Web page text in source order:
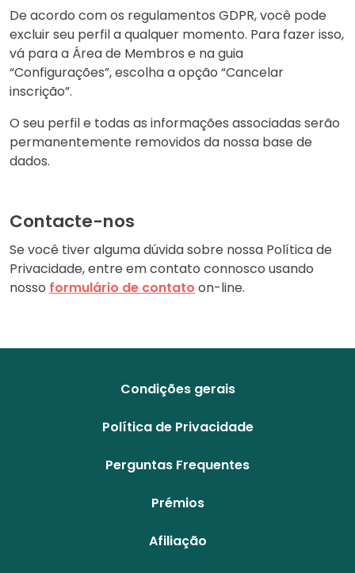
De acordo com os regulamentos GDPR, você pode
excluir seu perfil a qualquer momento. Para fazer isso,
vá para a Área de Membros e na guia
“Configurações”, escolha a opção “Cancelar
inscrição”.
O seu perfil e todas as informações associadas serão
permanentemente removidos da nossa base de
dados.
Contacte-nos
Se você tiver alguma dúvida sobre nossa Política de
Privacidade, entre em contato connosco usando
nosso formulário de contato on-line.
Condições gerais
Política de Privacidade
Perguntas Frequentes
Prémios
Afiliação